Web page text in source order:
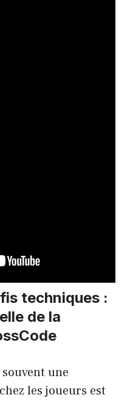
techniques :
de la
une
les joueurs est